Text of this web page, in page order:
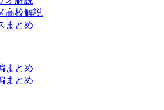
高校解説
まとめ
まとめ
まとめ